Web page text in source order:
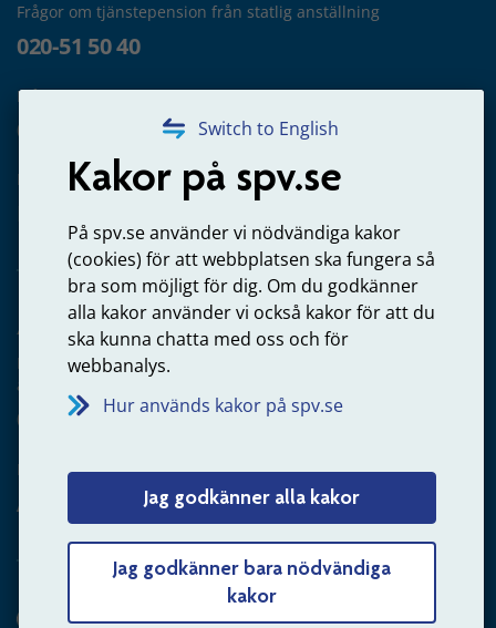
Switch to English
Kakor på spv.se
På spv.se använder vi nödvändiga kakor
(cookies) för att webbplatsen ska fungera så
bra som möjligt för dig. Om du godkänner
alla kakor använder vi också kakor för att du
ska kunna chatta med oss och för
webbanalys.
Hur används kakor på spv.se
Jag godkänner alla kakor
Jag godkänner bara nödvändiga
kakor
Frågor om tjänstepension från statlig anställning
020-51 50 40
Frågor om utbetalning
020-65 00 65
Kontakta oss
Arbetsgivare
Frågor om administration av tjänstepension från statlig
anställning
060-18 75 03
Kontakta oss
Arbetsgivare – skicka mejl till oss
Hitta svaret på din fråga